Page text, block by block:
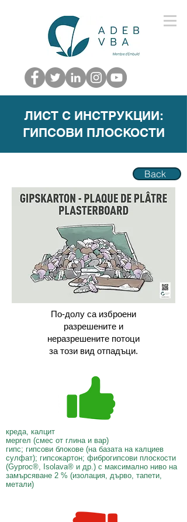
ЛИСТ С ИНСТРУКЦИИ:
ГИПСОВИ ПЛОСКОСТИ
Back
По-долу са изброени
разрешените и
неразрешените потоци
за този вид отпадъци.
креда, калцит
мергел (смес от глина и вар)
гипс; гипсови блокове (на базата на калциев
сулфат); гипсокартон; фиброгипсови плоскости
(Gyproc®, Isolava® и др.) с максимално ниво на
замърсяване 2 % (изолация, дърво, тапети,
метали)